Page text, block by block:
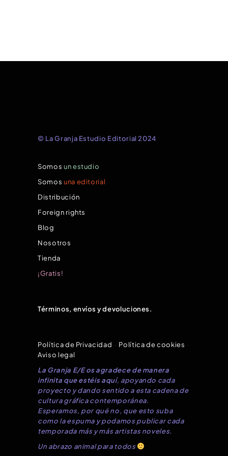
© La Granja Estudio Editorial 2024
Somos un estudio
Somos una editorial
Distribución
Foreign rights
Blog
Nosotros
Tienda
¡Gratis!
Términos, envíos y devoluciones.
Política de Privacidad Política de cookies
Aviso legal
La Granja E/E os agradece de manera
infinita que estéis aquí, apoyando cada
proyecto y dando sentido a esta cadena de
cultura gráfica contemporánea.
Esperamos, por qué no, que esto suba
como la espuma y podamos publicar cada
temporada más y más artistas noveles.
Un abrazo animal para todos